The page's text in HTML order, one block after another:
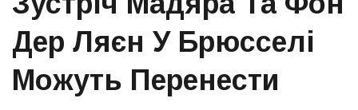
Дер Ляєн У Брюсселі
Можуть Перенести